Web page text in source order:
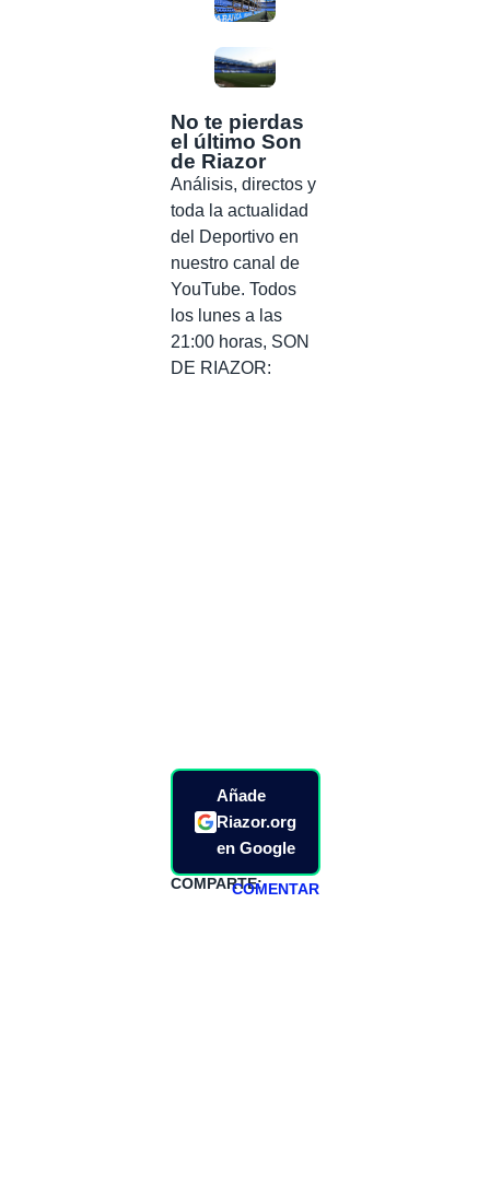
No te pierdas
el último Son
de Riazor
Análisis, directos y
toda la actualidad
del Deportivo en
nuestro canal de
YouTube. Todos
los lunes a las
21:00 horas, SON
DE RIAZOR:
Añade
Riazor.org
en Google
COMPARTE:COMENTAR